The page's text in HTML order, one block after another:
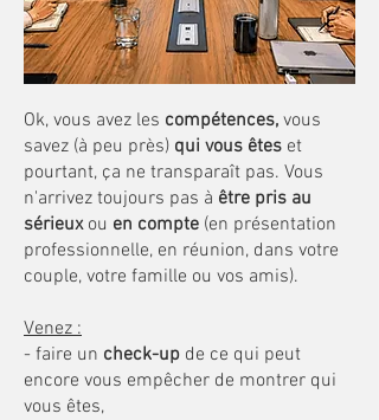
Ok, vous avez les compétences, vous
savez (à peu près) qui vous êtes et
pourtant, ça ne transparaît pas. Vous
n'arrivez toujours pas à être pris au
sérieux ou en compte (en présentation
professionnelle, en réunion, dans votre
couple, votre famille ou vos amis).
Venez :
- faire un check-up de ce qui peut
encore vous empêcher de montrer qui
vous êtes,